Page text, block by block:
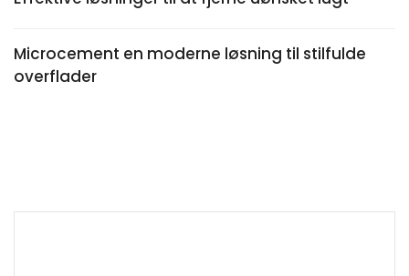
Microcement en moderne løsning til stilfulde
overflader